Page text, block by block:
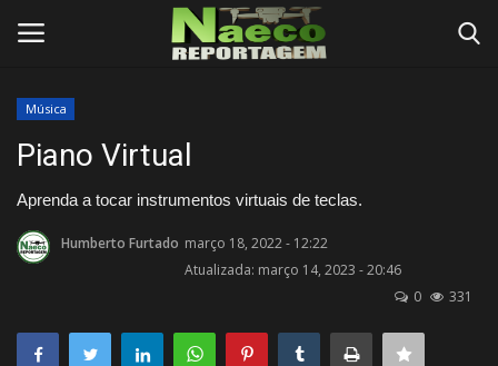
Início
Termos e Condições
Música
Piano Virtual
Aprenda a tocar instrumentos virtuais de teclas.
Humberto Furtado março 18, 2022 - 12:22
Atualizada: março 14, 2023 - 20:46
0
331